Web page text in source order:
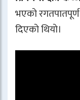
भएको रगतपातपूर्ण
दिएको थियो।